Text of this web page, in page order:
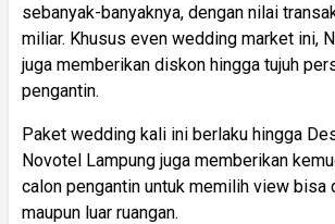
sebanyak-banyaknya, dengan nilai
miliar. Khusus even wedding market ini,
juga memberikan diskon hingga tujuh
pengantin.
Paket wedding kali ini berlaku hingga
Novotel Lampung juga memberikan
calon pengantin untuk memilih view bisa
maupun luar ruangan.